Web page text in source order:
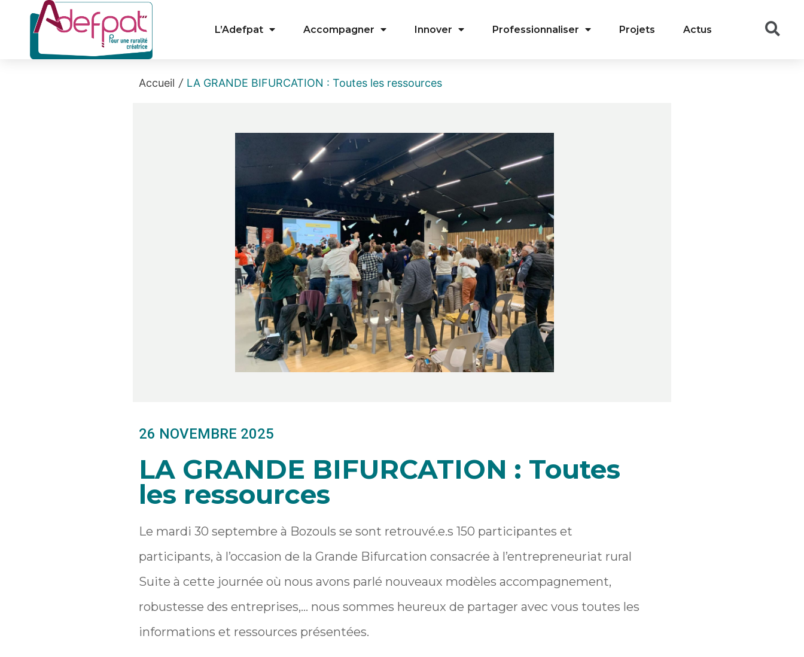
L’Adefpat Accompagner Innover Professionnaliser Projets Actus
Accueil / LA GRANDE BIFURCATION : Toutes les ressources
26 NOVEMBRE 2025
LA GRANDE BIFURCATION : Toutes
les ressources
Le mardi 30 septembre à Bozouls se sont retrouvé.e.s 150 participantes et
participants, à l’occasion de la Grande Bifurcation consacrée à l’entrepreneuriat rural
Suite à cette journée où nous avons parlé nouveaux modèles accompagnement,
robustesse des entreprises,… nous sommes heureux de partager avec vous toutes les
informations et ressources présentées.
Cookies management panel